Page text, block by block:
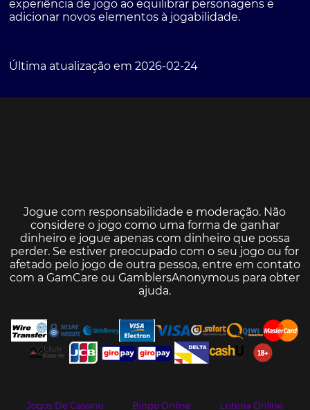
experiência de jogo ao equilibrar personagens e
adicionar novos elementos à jogabilidade.
Última atualização em 2026-02-24
Jogue com responsabilidade e moderação. Não
considere o jogo como uma forma de ganhar
dinheiro e jogue apenas com dinheiro que possa
perder. Se estiver preocupado com o seu jogo ou for
afetado pelo jogo de outra pessoa, entre em contato
com aGamCare ouGamblersAnonymous para obter
ajuda.
Jogos De Cassino Bingo Online Loteria Online